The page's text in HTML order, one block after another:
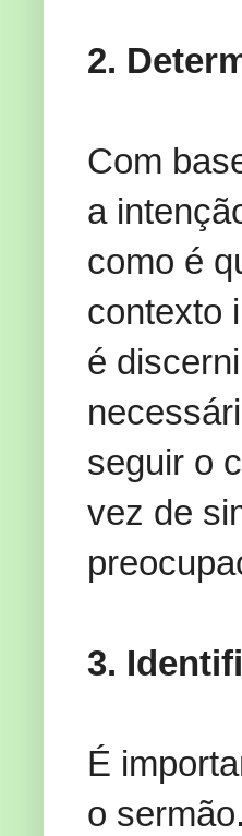
2.
Com
a
como é
contexto
é
seguir o
vez de
3.
É
o